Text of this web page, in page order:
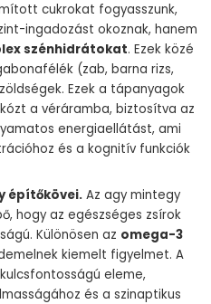
cukrokat fogyasszunk,
ingadozást okoznak, hanem
szénhidrátokat. Ezek közé
(zab, barna rizs,
Ezek a tápanyagok
a véráramba, biztosítva az
energiaellátást, ami
és a kognitív funkciók
építőkövei. Az agy mintegy
hogy az egészséges zsírok
Különösen az omega-3
kiemelt figyelmet. A
eleme,
és a szinaptikus